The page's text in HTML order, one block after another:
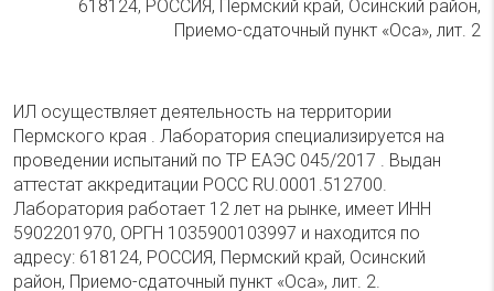
618124, РОССИЯ, Пермский край, Осинский район,
Приемо-сдаточный пункт «Оса», лит. 2
ИЛ осуществляет деятельность на территории
Пермского края . Лаборатория специализируется на
проведении испытаний по ТР ЕАЭС 045/2017 . Выдан
аттестат аккредитации РОСС RU.0001.512700.
Лаборатория работает 12 лет на рынке, имеет ИНН
5902201970, ОРГН 1035900103997 и находится по
адресу: 618124, РОССИЯ, Пермский край, Осинский
район, Приемо-сдаточный пункт «Оса», лит. 2.